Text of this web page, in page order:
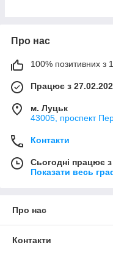
Про нас
100% позитивних з
Працює з
м. Луцьк
43005, проспект
Контакти
Сьогодні працює
Показати весь
Про нас
Контакти